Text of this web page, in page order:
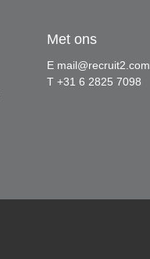
Met ons
E mail@recruit2.com
T +31 6 2825 7098